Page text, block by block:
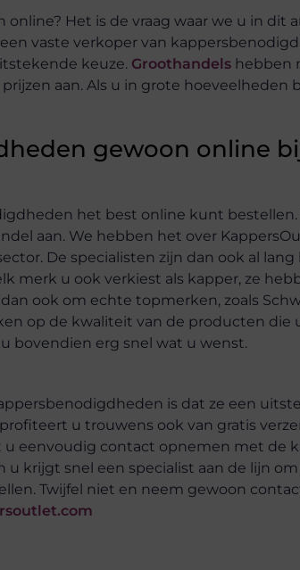
Het is de vraag waar we u in dit
vaste verkoper van
keuze. Groothandels hebben
aan. Als u in grote hoeveelheden
gewoon online
het best online kunt
aan. We hebben het over
De specialisten zijn dan ook al
merk u ook verkiest als kapper, ze
ook om echte topmerken, zoals
op de kwaliteit van de producten die
bovendien erg snel wat u wenst.
is dat ze een
u trouwens ook van gratis
eenvoudig contact opnemen met de
krijgt snel een specialist aan de lijn
Twijfel niet en neem gewoon